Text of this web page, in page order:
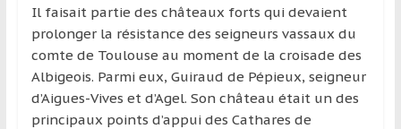
Il faisait partie des châteaux forts qui devaient
prolonger la résistance des seigneurs vassaux du
comte de Toulouse au moment de la croisade des
Albigeois. Parmi eux, Guiraud de Pépieux, seigneur
d’Aigues-Vives et d’Agel. Son château était un des
principaux points d’appui des Cathares de